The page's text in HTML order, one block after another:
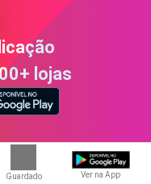
Guardado Ver na App
lojas